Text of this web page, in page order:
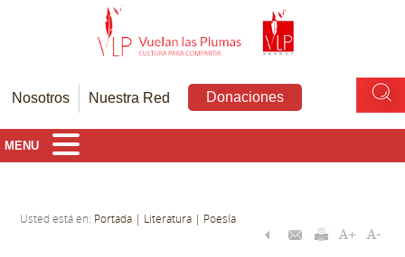
Nosotros Nuestra Red Donaciones
MENU
Usted está en: Portada | Literatura | Poesía